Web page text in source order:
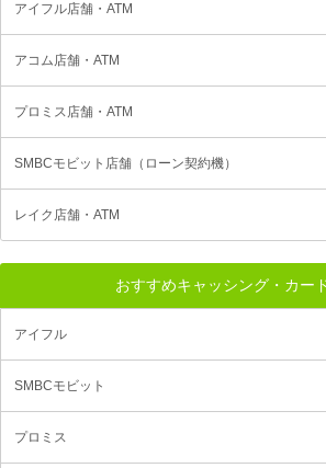
アイフル店舗・ATM
アコム店舗・ATM
プロミス店舗・ATM
SMBCモビット店舗（ローン契約機）
レイク店舗・ATM
おすすめキャッシング・カー
アイフル
SMBCモビット
プロミス